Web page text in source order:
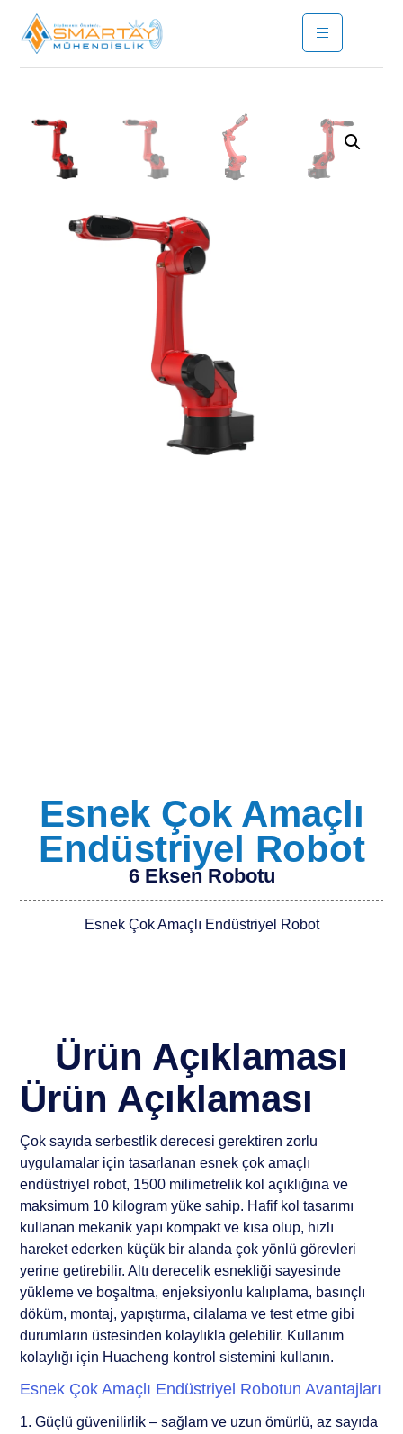
Esnek Çok Amaçlı
Endüstriyel Robot
6 Eksen Robotu
Esnek Çok Amaçlı Endüstriyel Robot
Ürün Açıklaması
Ürün Açıklaması
Çok sayıda serbestlik derecesi gerektiren zorlu
uygulamalar için tasarlanan esnek çok amaçlı
endüstriyel robot, 1500 milimetrelik kol açıklığına ve
maksimum 10 kilogram yüke sahip. Hafif kol tasarımı
kullanan mekanik yapı kompakt ve kısa olup, hızlı
hareket ederken küçük bir alanda çok yönlü görevleri
yerine getirebilir. Altı derecelik esnekliği sayesinde
yükleme ve boşaltma, enjeksiyonlu kalıplama, basınçlı
döküm, montaj, yapıştırma, cilalama ve test etme gibi
durumların üstesinden kolaylıkla gelebilir. Kullanım
kolaylığı için Huacheng kontrol sistemini kullanın.
Esnek Çok Amaçlı Endüstriyel Robotun Avantajları
1. Güçlü güvenilirlik – sağlam ve uzun ömürlü, az sayıda